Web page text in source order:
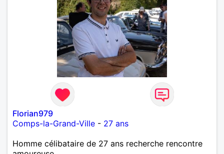
Florian979
Comps-la-Grand-Ville - 27 ans
Homme célibataire de 27 ans recherche rencontre